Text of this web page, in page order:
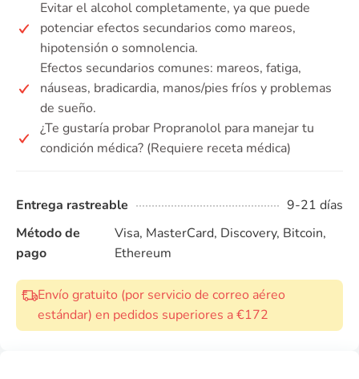
Evitar el alcohol completamente, ya que puede
potenciar efectos secundarios como mareos,
hipotensión o somnolencia.
Efectos secundarios comunes: mareos, fatiga,
náuseas, bradicardia, manos/pies fríos y problemas
de sueño.
¿Te gustaría probar Propranolol para manejar tu
condición médica? (Requiere receta médica)
Entrega rastreable
9-21 días
Método de
pago
Visa, MasterCard, Discovery, Bitcoin,
Ethereum
Envío gratuito (por servicio de correo aéreo
estándar) en pedidos superiores a €172